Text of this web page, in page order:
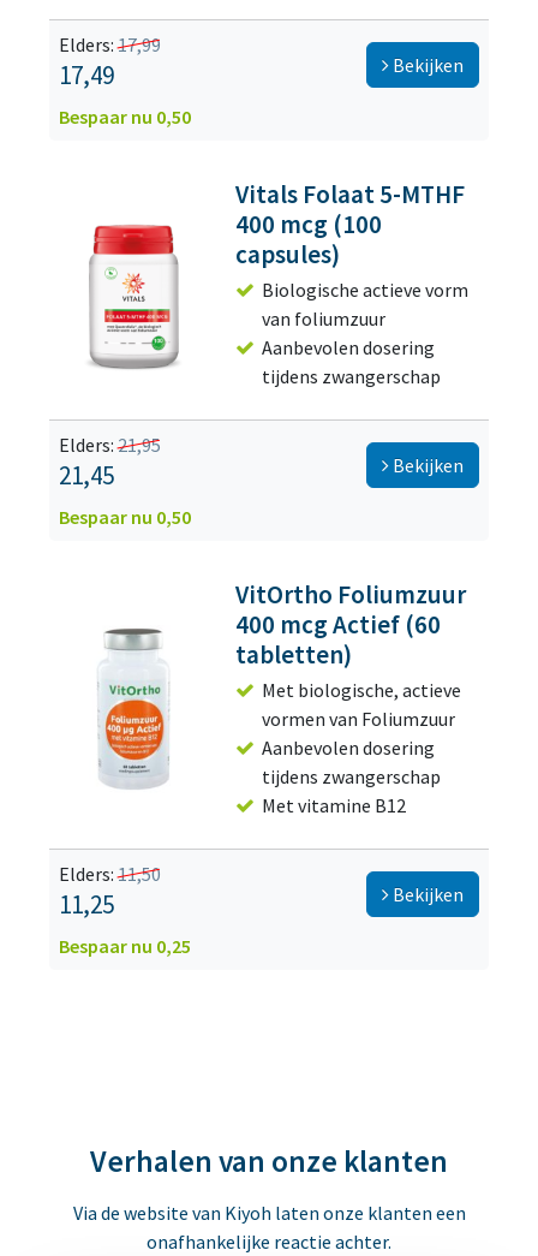
Elders:17,99
17,49
Bespaar nu 0,50
Bekijken
Vitals Folaat 5-MTHF
400 mcg (100
capsules)
Biologische actieve vorm
van foliumzuur
Aanbevolen dosering
tijdens zwangerschap
Elders:21,95
21,45
Bespaar nu 0,50
Bekijken
VitOrtho Foliumzuur
400 mcg Actief (60
tabletten)
Met biologische, actieve
vormen van Foliumzuur
Aanbevolen dosering
tijdens zwangerschap
Met vitamine B12
Elders:11,50
11,25
Bespaar nu 0,25
Bekijken
Verhalen van onze klanten
Via de website van Kiyoh laten onze klanten een
onafhankelijke reactie achter.